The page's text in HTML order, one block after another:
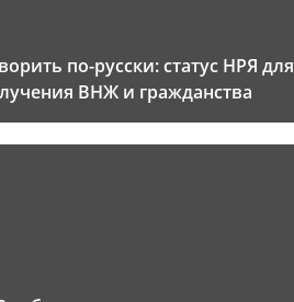
по-русски: статус НРЯ для
ВНЖ и гражданства